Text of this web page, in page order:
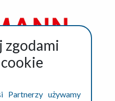
zgodami
Partnerzy używamy